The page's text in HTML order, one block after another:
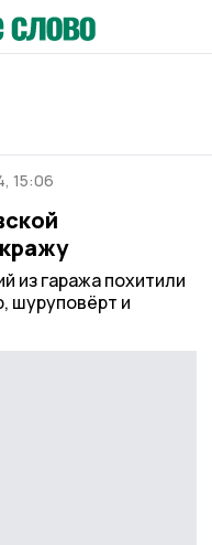
15:06
из гаража похитили
шуруповёрт и